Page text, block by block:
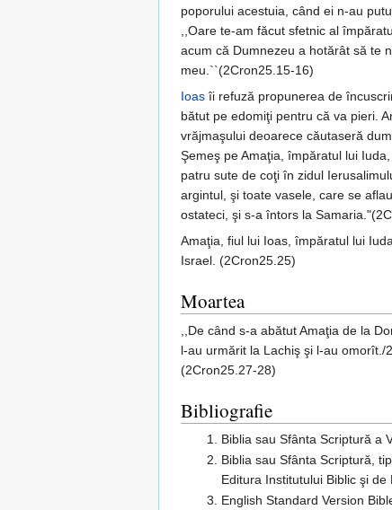
poporului acestuia, când ei n-au
,,Oare te-am făcut sfetnic al
acum că Dumnezeu a hotărât să te
meu.``(2Cron25.15-16)
Ioas îi refuză propunerea de
bătut pe edomiţi pentru că va pieri.
vrăjmaşului deoarece căutaseră
Şemeş pe Amaţia, împăratul lui
patru sute de coţi în zidul
argintul, şi toate vasele, care se
ostateci, şi s-a întors la
Amaţia, fiul lui Ioas, împăratul lui
Israel. (2Cron25.25)
Moartea
,,De când s-a abătut Amaţia de la
l-au urmărit la Lachiş şi l-au
(2Cron25.27-28)
Bibliografie
Biblia sau Sfânta Scriptură a
Biblia sau Sfânta Scriptură,
Editura Institutului Biblic şi
English Standard Version